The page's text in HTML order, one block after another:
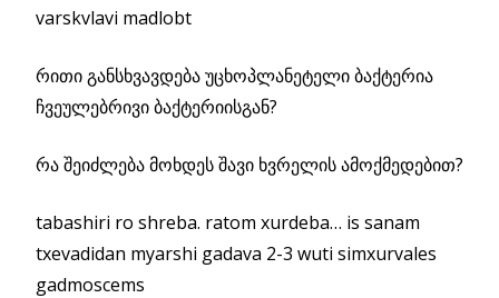
varskvlavi madlobt
რითი განსხვავდება უცხოპლანეტელი ბაქტერია
ჩვეულებრივი ბაქტერიისგან?
რა შეიძლება მოხდეს შავი ხვრელის ამოქმედებით?
tabashiri ro shreba. ratom xurdeba… is sanam
txevadidan myarshi gadava 2-3 wuti simxurvales
gadmoscems